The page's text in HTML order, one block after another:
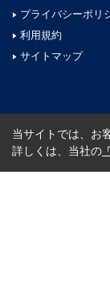
プライバシーポリ
利用規約
サイトマップ
当サイトでは、お
詳しくは、当社の